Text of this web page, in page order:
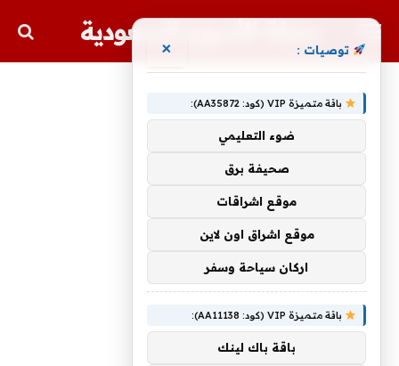
مجلة الأسهم السعودية
توصيات : ×
باقة متميزة VIP (كود: AA35872):
ضوء التعليمي
صحيفة برق
موقع اشراقات
موقع اشراق اون لاين
اركان سياحة وسفر
باقة متميزة VIP (كود: AA11138):
باقة باك لينك